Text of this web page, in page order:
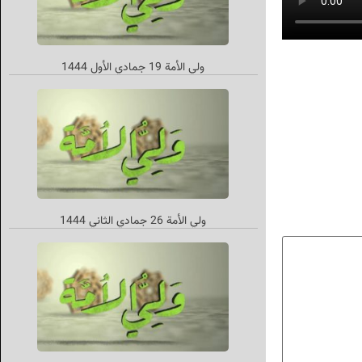
ولي الأمة 19 جمادي الأول 1444
ولي الأمة 26 جمادي الثاني‌ 1444